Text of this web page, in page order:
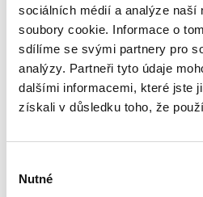
sociálních médií a analýze
soubory cookie. Informace o
sdílíme se svými partnery pro
analýzy. Partneři tyto údaje
dalšími informacemi, které jste
získali v důsledku toho, že
souhlasu
Nutné
Moderní (malo)vinař –
Čtvrtek, 03. 09.
03. 09. 2026
Výpočty ve vinohradnictví a